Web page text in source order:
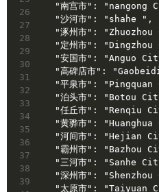
26
27
28
29
30
31
32
33
34
35
36
37
38
39
"南宫市": "nangong
  "沙河市": "shahe ",
"涿州市": "Zhuozhou
"定州市": "Dingzhou
"安国市": "Anguo
"高碑店市":
"平泉市": "Pingquan
"泊头市": "Botou
"任丘市": "Renqiu
"黄骅市": "Huanghua
"河间市": "Hejian
"霸州市": "Bazhou
"三河市": "Sanhe
"深州市": "Shenzhou
"太原市": "Taiyuan